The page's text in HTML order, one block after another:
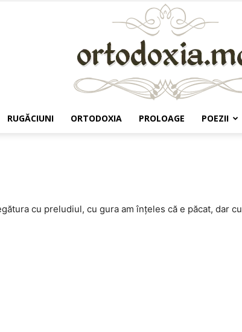
RUGĂCIUNI ORTODOXIA PROLOAGE POEZII
cu preludiul, cu gura am înţeles că e păcat, dar cu